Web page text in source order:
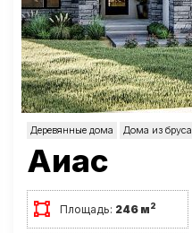
Деревянные дома Дома из бруса
Аиас
Площадь: 246 м2